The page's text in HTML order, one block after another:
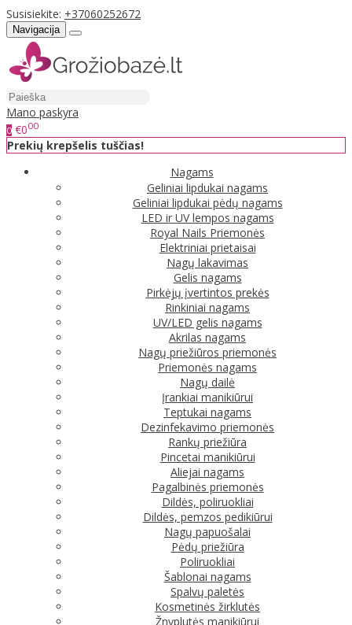
Susisiekite: +37060252672
Navigacija
Mano paskyra
0 €000
Prekių krepšelis tuščias!
Nagams
Geliniai lipdukai nagams
Geliniai lipdukai pėdų nagams
LED ir UV lempos nagams
Royal Nails Priemonės
Elektriniai prietaisai
Nagų lakavimas
Gelis nagams
Pirkėjų įvertintos prekės
Rinkiniai nagams
UV/LED gelis nagams
Akrilas nagams
Nagų priežiūros priemonės
Priemonės nagams
Nagų dailė
Įrankiai manikiūrui
Teptukai nagams
Dezinfekavimo priemonės
Rankų priežiūra
Pincetai manikiūrui
Aliejai nagams
Pagalbinės priemonės
Dildės, poliruokliai
Dildės, pemzos pedikiūrui
Nagų papuošalai
Pėdų priežiūra
Poliruokliai
Šablonai nagams
Spalvų paletės
Kosmetinės žirklutės
Žnyplutės manikiūrui